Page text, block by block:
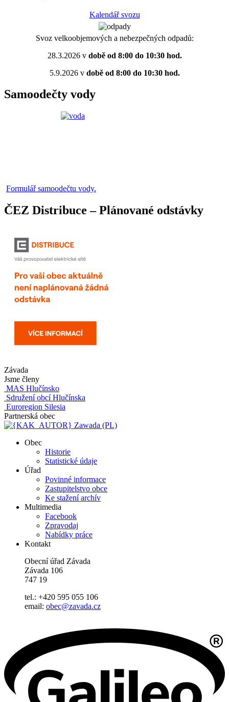
Kalendář svozu
Svoz velkoobjemových a nebezpečných odpadů:
28.3.2026 vdobě od 8:00 do 10:30 hod.
5.9.2026 vdobě od 8:00 do 10:30 hod.
Samoodečty vody
Formulář samoodečtu vody.
ČEZ Distribuce – Plánované odstávky
Závada
Jsme členy
MAS Hlučínsko
Sdružení obcí Hlučínska
Euroregion Silesia
Partnerská obec
Zawada (PL)
Obec
Historie
Statistické údaje
Úřad
Povinné informace
Zastupitelstvo obce
Ke stažení archív
Multimedia
Facebook
Zpravodaj
Nabídky práce
Kontakt
Obecní úřad Závada
Závada 106
747 19
tel.: +420 595 055 106
email: obec@zavada.cz